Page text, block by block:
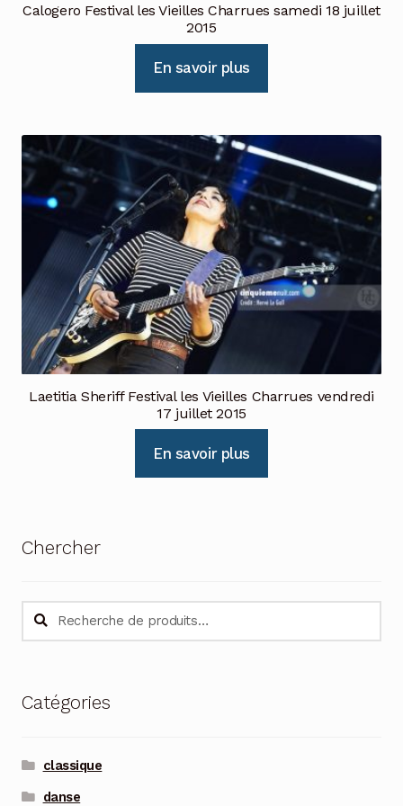
Calogero Festival les Vieilles Charrues samedi 18 juillet
2015
En savoir plus
Laetitia Sheriff Festival les Vieilles Charrues vendredi
17 juillet 2015
En savoir plus
Chercher
Recherche
pour :
Recherche
Catégories
classique
danse